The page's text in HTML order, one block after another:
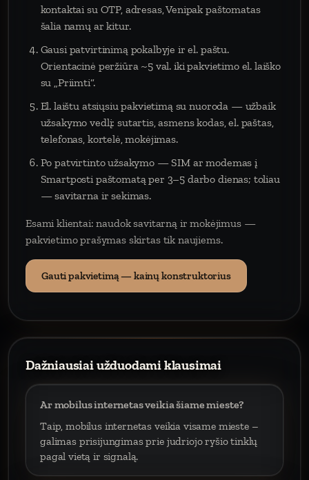
kontaktai su OTP, adresas, Venipak paštomatas
šalia namų ar kitur.
Gausi patvirtinimą pokalbyje ir el. paštu.
Orientacinė peržiūra ~5 val. iki pakvietimo el. laiško
su „Priimti“.
El. laištu atsiųsiu pakvietimą su nuoroda — užbaik
užsakymo vedlį: sutartis, asmens kodas, el. paštas,
telefonas, kortelė, mokėjimas.
Po patvirtinto užsakymo — SIM ar modemas į
Smartposti paštomatą per 3–5 darbo dienas; toliau
— savitarna ir sekimas.
Esami klientai: naudok savitarną ir mokėjimus —
pakvietimo prašymas skirtas tik naujiems.
Gauti pakvietimą — kainų konstruktorius
Dažniausiai užduodami klausimai
Ar mobilus internetas veikia šiame mieste?
Taip, mobilus internetas veikia visame mieste –
galimas prisijungimas prie judriojo ryšio tinklų
pagal vietą ir signalą.